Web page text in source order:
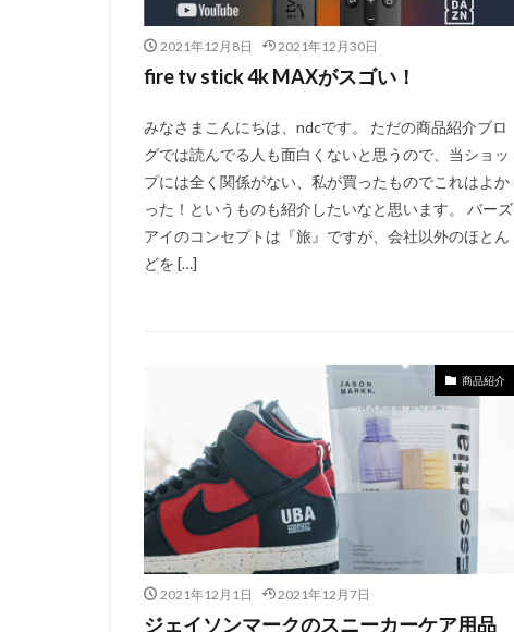
2021年12月8日 2021年12月30日
fire tv stick 4k MAXがスゴい！
みなさまこんにちは、ndcです。 ただの商品紹介ブロ
グでは読んでる人も面白くないと思うので、当ショッ
プには全く関係がない、私が買ったものでこれはよか
った！というものも紹介したいなと思います。 バーズ
アイのコンセプトは『旅』ですが、会社以外のほとん
どを […]
商品紹介
2021年12月1日 2021年12月7日
ジェイソンマークのスニーカーケア用品